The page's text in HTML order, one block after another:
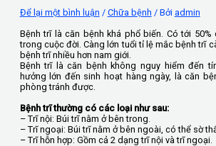
Để lại một bình luận / Chữa bệnh / Bởi admin
Bệnh trĩ là căn bệnh khá phổ biến. Có tới
trong cuộc đời. Càng lớn tuổi tỉ lệ mắc bệnh trĩ
bệnh trĩ nhiều hơn nam giới.
Bệnh trĩ là căn bệnh không nguy hiểm đến
hưởng lớn đến sinh hoạt hàng ngày, là căn
phòng tránh được.
Bệnh trĩ thường có các loại như sau:
– Trĩ nội: Búi trĩ nằm ở bên trong.
– Trĩ ngoại: Búi trĩ nằm ở bên ngoài, có thể sờ
– Trĩ hỗn hợp: Gồm cả 2 dạng trĩ nội và trĩ ngoại.